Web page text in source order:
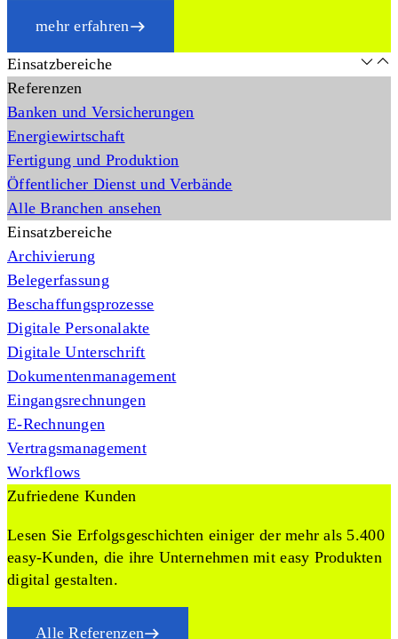
mehr erfahren
Einsatzbereiche
Referenzen
Banken und Versicherungen
Energiewirtschaft
Fertigung und Produktion
Öffentlicher Dienst und Verbände
Alle Branchen ansehen
Einsatzbereiche
Archivierung
Belegerfassung
Beschaffungsprozesse
Digitale Personalakte
Digitale Unterschrift
Dokumentenmanagement
Eingangsrechnungen
E-Rechnungen
Vertragsmanagement
Workflows
Zufriedene Kunden
Lesen Sie Erfolgsgeschichten einiger der mehr als 5.400
easy-Kunden, die ihre Unternehmen mit easy Produkten
digital gestalten.
Alle Referenzen